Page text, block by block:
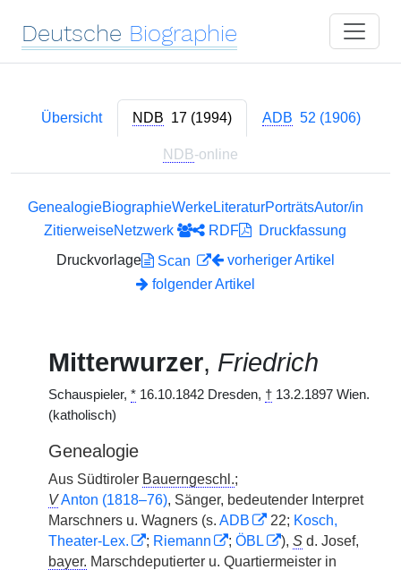
Deutsche Biographie
Übersicht NDB 17 (1994) ADB 52 (1906)
NDB-online
GenealogieBiographieWerkeLiteraturPorträtsAutor/in
ZitierweiseNetzwerk RDF
Druckfassung
Druckvorlage
Scan
vorheriger Artikel
folgender Artikel
Mitterwurzer, Friedrich
Schauspieler, * 16.10.1842 Dresden, † 13.2.1897 Wien.
(katholisch)
Genealogie
Aus Südtiroler Bauerngeschl.;
VAnton (1818–76), Sänger, bedeutender Interpret
Marschners u. Wagners (s. ADB 22; Kosch,
Theater-Lex.
; Riemann ; ÖBL ), S d. Josef,
bayer. Marschdeputierter u. Quartiermeister in